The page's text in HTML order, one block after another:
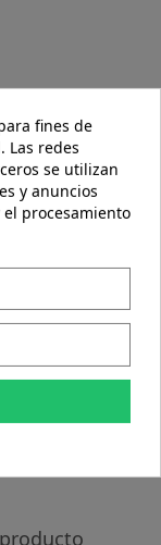
stevia, que es
consumo
o que siguen
a
así como
de ciertos
fines de
Las redes
se utilizan
y anuncios
el procesamiento